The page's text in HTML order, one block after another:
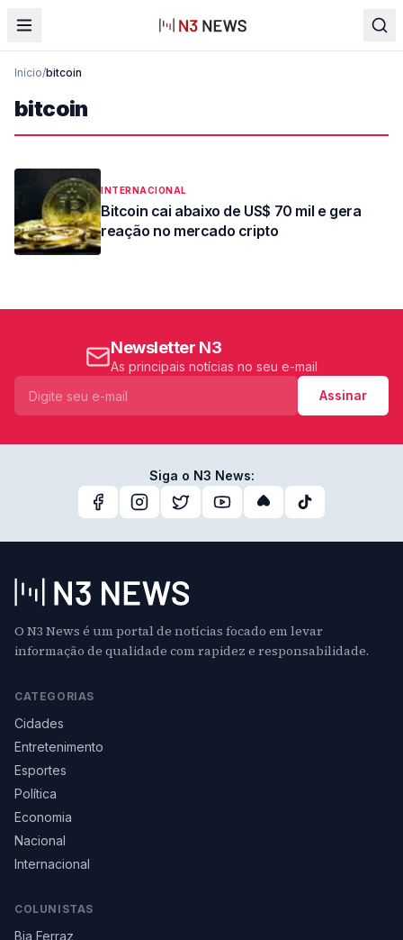
Início/bitcoin
bitcoin
INTERNACIONAL
Bitcoin cai abaixo de US$ 70 mil e gera
reação no mercado cripto
Newsletter N3
As principais notícias no seu e-mail
Assinar
Siga o N3 News:
O N3 News é um portal de notícias focado em levar
informação de qualidade com rapidez e responsabilidade.
CATEGORIAS
Cidades
Entretenimento
Esportes
Política
Economia
Nacional
Internacional
COLUNISTAS
Bia Ferraz